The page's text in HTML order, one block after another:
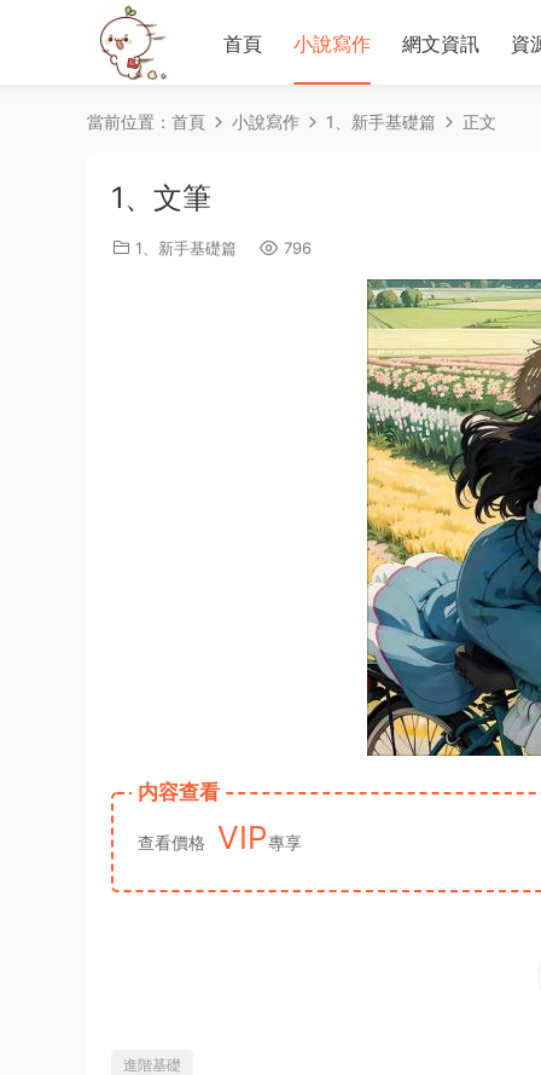
首頁 小說寫作 網文資訊 資
當前位置： 首頁 小說寫作 1、新手基礎篇 正文
1、文筆
1、新手基礎篇 796
内容查看
查看價格 VIP專享
進階基礎